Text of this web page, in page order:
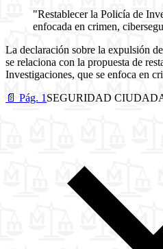
"Restablecer la Policía de
enfocada en crimen,
La declaración sobre la expulsión
se relaciona con la propuesta de
Investigaciones, que se enfoca en
📄 Pág. 1 SEGURIDAD